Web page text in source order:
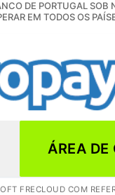
DE PORTUGAL SOB
EM TODOS OS
ÁREA DE
FRECLOUD COM